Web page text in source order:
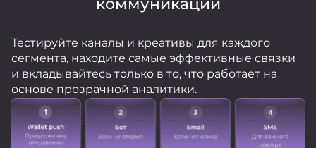
коммуникаций
Тестируйте каналы и креативы для каждого
сегмента, находите самые эффективные связки
и вкладывайтесь только в то, что работает на
основе прозрачной аналитики.